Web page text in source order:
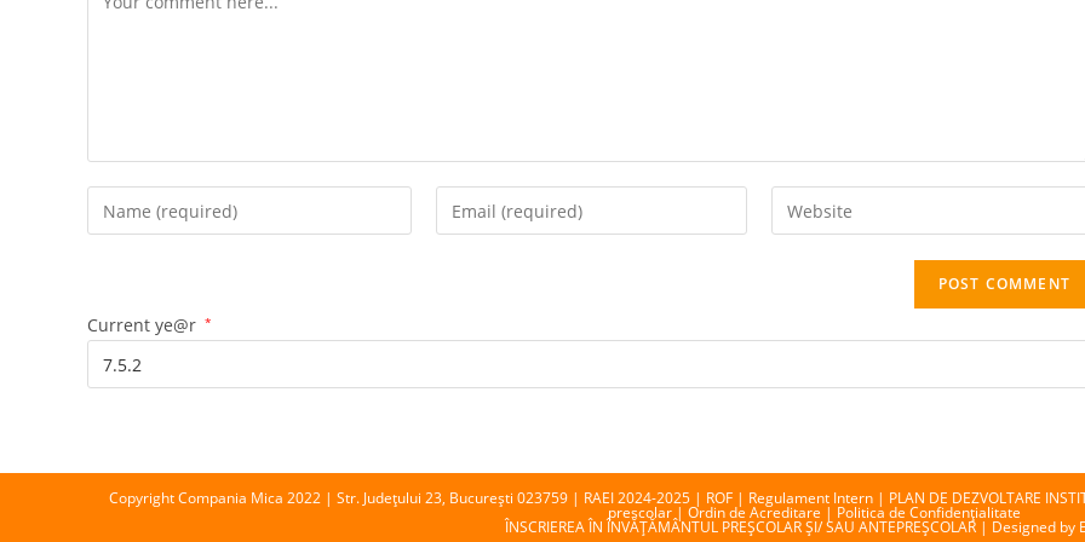
Enter
your
username
comment
Enter
your
Enter
your
Current ye@r *
Copyright Compania Mica 2022 | Str. Județului 23, București 023759 | RAEI 2024-2025| ROF| Regulament Intern| PLAN DE DEZVOLTARE
prescolar| Ordin de Acreditare | Politica de Confidenţialitate
ÎNSCRIEREA ÎN ÎNVĂȚĂMÂNTUL PREȘCOLAR ȘI/ SAU ANTEPREȘCOLAR | Designed by